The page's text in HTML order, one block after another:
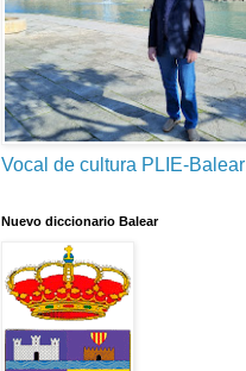
Vocal de cultura PLIE-Balear
Nuevo diccionario Balear